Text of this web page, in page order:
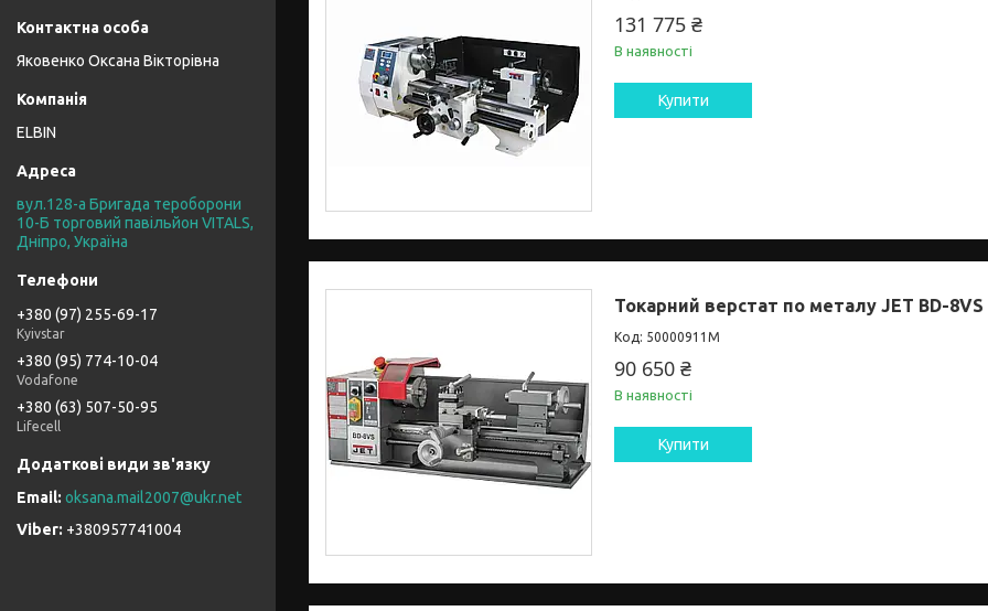
131 775 ₴
В наявності
Купити
Токарний верстат по металу JET BD-8VS
50000911M
90 650 ₴
В наявності
Купити
Яковенко Оксана Вікторівна
ELBIN
вул.128-а Бригада тероборони
10-Б торговий павільйон VITALS,
Дніпро, Україна
+380 (97) 255-69-17
Kyivstar
+380 (95) 774-10-04
Vodafone
+380 (63) 507-50-95
Lifecell
oksana.mail2007@ukr.net
+380957741004